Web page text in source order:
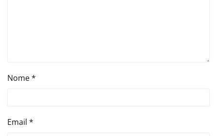
Nome*
Email *